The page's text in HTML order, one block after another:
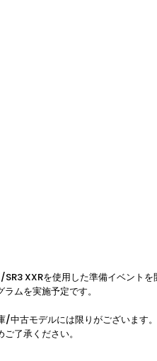
XXRを使用した準備イベントを
ムを実施予定です。
古モデルには限りがございます
了承ください。